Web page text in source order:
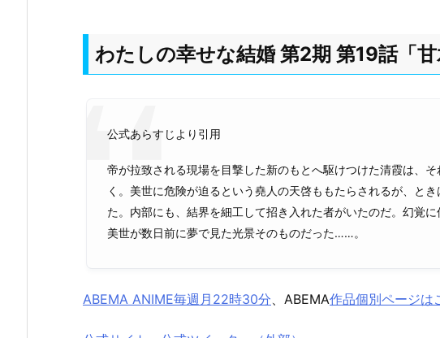
わたしの幸せな結婚 第2期 第19話「
公式あらすじより引用
帝が拉致される現場を目撃した新のもとへ駆けつけた清霞は、
く。美世に危険が迫るという堯人の天啓ももたらされるが、と
た。内部にも、結界を細工して招き入れた者がいたのだ。幻覚に
美世が数日前に夢で見た光景そのものだった……。
ABEMA ANIME毎週月22時30分 、ABEMA作品個別ページは